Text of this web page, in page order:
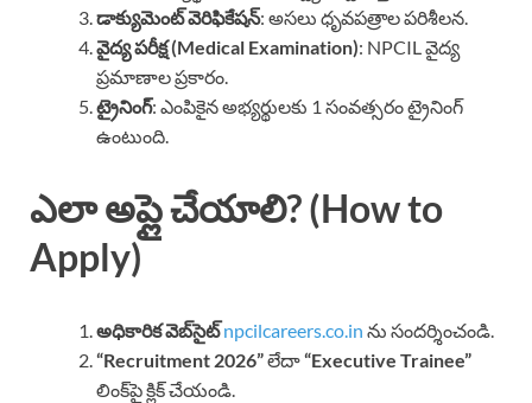
డాక్యుమెంట్ వెరిఫికేషన్: అసలు ధృవపత్రాల పరిశీలన.
వైద్య పరీక్ష (Medical Examination): NPCIL వైద్య
ప్రమాణాల ప్రకారం.
ట్రైనింగ్: ఎంపికైన అభ్యర్థులకు 1 సంవత్సరం ట్రైనింగ్
ఉంటుంది.
ఎలా అప్లై చేయాలి? (How to
Apply)
అధికారిక వెబ్‌సైట్ npcilcareers.co.in ను సందర్శించండి.
“Recruitment 2026”లేదా“Executive Trainee”
లింక్‌పై క్లిక్ చేయండి.